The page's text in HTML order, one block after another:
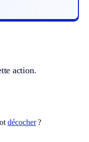
action.
décocher?